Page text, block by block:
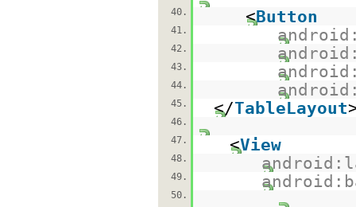
40.
<Button
41.
42.
43.
44.
45. </TableLayout
46.
47.
<View
48.
49.
50.